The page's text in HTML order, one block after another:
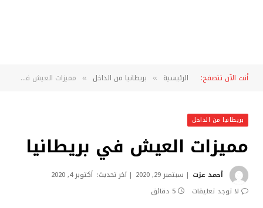
أنت الآن تتصفح: الرئيسية » بريطانيا من الداخل » مميزات العيش في بريطانيا
بريطانيا من الداخل
مميزات العيش في بريطانيا
أحمد عزت سبتمبر 29, 2020 آخر تحديث: أكتوبر 4, 2020
لا توجد تعليقات
5 دقائق